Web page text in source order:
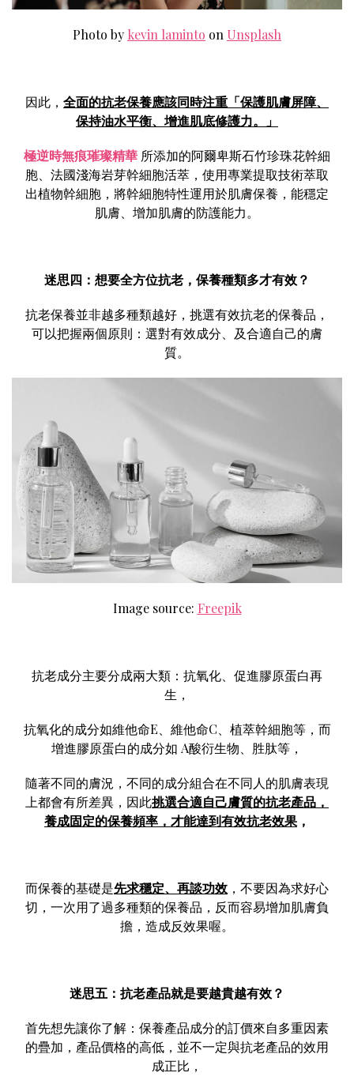
Photo by kevin laminto on Unsplash
因此， 全面的抗老保養應該同時注重「保護肌膚屏障、
保持油水平衡、增進肌底修護力。」
極逆時無痕璀璨精華 所添加的阿爾卑斯石竹珍珠花幹細
胞、法國淺海岩芽幹細胞活萃，使用專業提取技術萃取
出植物幹細胞，將幹細胞特性運用於肌膚保養，能穩定
肌膚、增加肌膚的防護能力。
迷思四：想要全方位抗老，保養種類多才有效？
抗老保養並非越多種類越好，挑選有效抗老的保養品，
可以把握兩個原則：選對有效成分、及合適自己的膚
質。
Image source: Freepik
抗老成分主要分成兩大類：抗氧化、促進膠原蛋白再
生，
抗氧化的成分如維他命E、維他命C、植萃幹細胞等，而
增進膠原蛋白的成分如 A酸衍生物、胜肽等，
隨著不同的膚況，不同的成分組合在不同人的肌膚表現
上都會有所差異，因此挑選合適自己膚質的抗老產品，
養成固定的保養頻率，才能達到有效抗老效果 ，
而保養的基礎是先求穩定、再談功效 ，不要因為求好心
切，一次用了過多種類的保養品，反而容易增加肌膚負
擔，造成反效果喔。
迷思五：抗老產品就是要越貴越有效？
首先想先讓你了解：保養產品成分的訂價來自多重因素
的疊加，產品價格的高低，並不一定與抗老產品的效用
成正比，